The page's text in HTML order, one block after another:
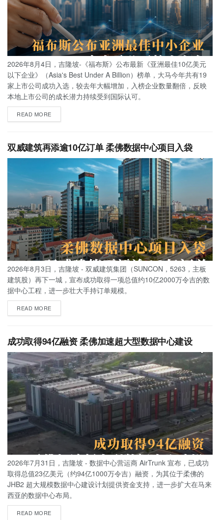
2026年8月4日，吉隆坡-《福布斯》公布最新《亚洲最佳10亿美元
以下企业》（Asia's Best Under A Billion）榜单，大马今年共有19
家上市公司成功入选，较去年大幅增加，入榜企业数量翻倍，反映
本地上市公司的成长潜力持续受到国际认可。
READ MORE
双威建筑再添逾10亿订单 柔佛数据中心项目入袋
2026年8月3日，吉隆坡 - 双威建筑集团（SUNCON，5263，主板
建筑股）再下一城，宣布成功取得一项总值约10亿2000万令吉的数
据中心工程，进一步壮大手持订单规模。
READ MORE
成功取得94亿融资 柔佛加速超大型数据中心建设
2026年7月31日，吉隆坡 - 数据中心营运商 AirTrunk 宣布，已成功
取得总值23亿美元（约94亿1000万令吉）融资，为其位于柔佛的
JHB2 超大规模数据中心建设计划提供资金支持，进一步扩大在马来
西亚的数据中心布局。
READ MORE